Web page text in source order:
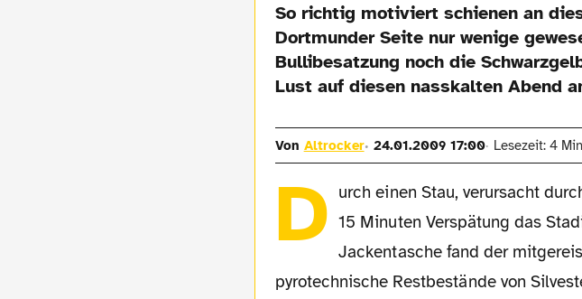
So richtig motiviert schienen an
Dortmunder Seite nur wenige
Bullibesatzung noch die
Lust auf diesen nasskalten Abend
Von Altrocker 24.01.2009 17:00 Lesezeit: 4
D urch einen Stau, verursacht
15 Minuten Verspätung das
Jackentasche fand der
pyrotechnische Restbestände von